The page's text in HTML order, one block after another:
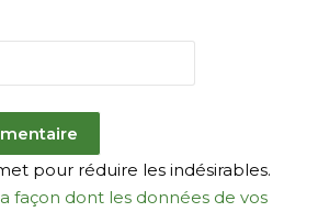
pour réduire les indésirables.
façon dont les données de vos